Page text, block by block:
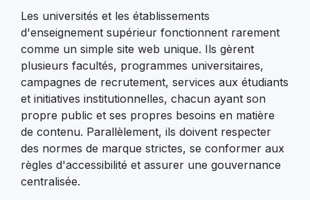
Les universités et les établissements
d'enseignement supérieur fonctionnent rarement
comme un simple site web unique. Ils gèrent
plusieurs facultés, programmes universitaires,
campagnes de recrutement, services aux étudiants
et initiatives institutionnelles, chacun ayant son
propre public et ses propres besoins en matière
de contenu. Parallèlement, ils doivent respecter
des normes de marque strictes, se conformer aux
règles d'accessibilité et assurer une gouvernance
centralisée.